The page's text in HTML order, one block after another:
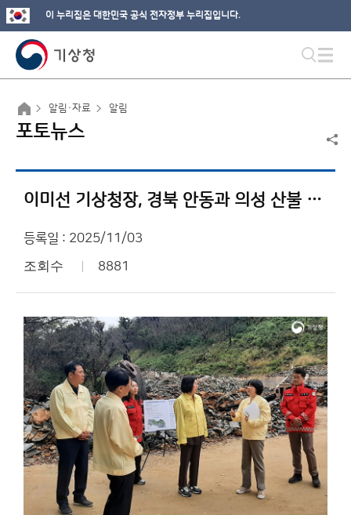
이 누리집은 대한민국 공식 전자정부 누리집입니다.
알림·자료 알림
포토뉴스
이미선 기상청장, 경북 안동과 의성 산불 재해 현장 방문
등록일 : 2025/11/03
조회수 8881